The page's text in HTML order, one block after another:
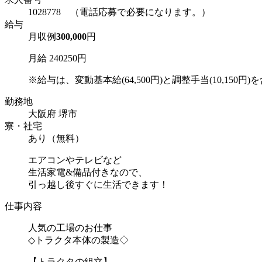
1028778 （電話応募で必要になります。）
給与
月収例300,000円
月給 240250円
※給与は、変動基本給(64,500円)と調整手当(10,150円)を
勤務地
大阪府 堺市
寮・社宅
あり（無料）
エアコンやテレビなど
生活家電&備品付きなので、
引っ越し後すぐに生活できます！
仕事内容
人気の工場のお仕事
◇トラクタ本体の製造◇